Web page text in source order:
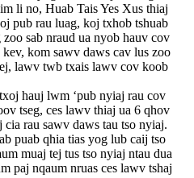
li no, Huab Tais Yes Xus thiaj
pub rau luag, koj txhob tshuab
sab nraud ua nyob hauv cov
kom sawv daws cav lus zoo
lawv twb txais lawv cov koob
hauj lwm ‘pub nyiaj rau cov
tseg, ces lawv thiaj ua 6 qhov
rau sawv daws tau tso nyiaj.
puab qhia tias yog lub caij tso
muaj tej tus tso nyiaj ntau dua
paj nqaum nruas ces lawv tshaj